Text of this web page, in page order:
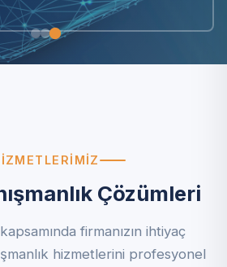
Çözümleri
firmanızın ihtiyaç
hizmetlerini profesyonel